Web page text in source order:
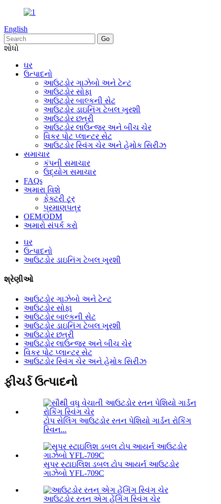
English
શોધો
ઘર
ઉત્પાદનો
આઉટડોર ગાઝેબો અને ટેન્ટ
આઉટડોર સોફા
આઉટડોર બાલ્કની સેટ
આઉટડોર ડાઇનિંગ ટેબલ ખુરશી
આઉટડોર છત્રી
આઉટડોર લાઉન્જર અને બીચ ચેર
વિકર પોટ પ્લાન્ટર સેટ
આઉટડોર સ્વિંગ ચેર અને હેમોક સિરીઝ
સમાચાર
કંપની સમાચાર
ઉદ્યોગ સમાચાર
FAQs
અમારા વિશે
ફેક્ટરી ટૂર
પ્રમાણપત્ર
OEM/ODM
અમારો સંપર્ક કરો
ઘર
ઉત્પાદનો
આઉટડોર ડાઇનિંગ ટેબલ ખુરશી
શ્રેણીઓ
આઉટડોર ગાઝેબો અને ટેન્ટ
આઉટડોર સોફા
આઉટડોર બાલ્કની સેટ
આઉટડોર ડાઇનિંગ ટેબલ ખુરશી
આઉટડોર છત્રી
આઉટડોર લાઉન્જર અને બીચ ચેર
વિકર પોટ પ્લાન્ટર સેટ
આઉટડોર સ્વિંગ ચેર અને હેમોક સિરીઝ
ફીચર્ડ ઉત્પાદનો
ટોપ સેલિંગ આઉટડોર રતન પેશિયો ગાર્ડન રોકિંગ
સ્વિન...
સુપર સ્ટાઇલિશ ડબલ ટોપ આયર્ન આઉટડોર
ગાઝેબો YFL-709C
આઉટડોર રતન એગ હેંગિંગ સ્વિંગ ચેર